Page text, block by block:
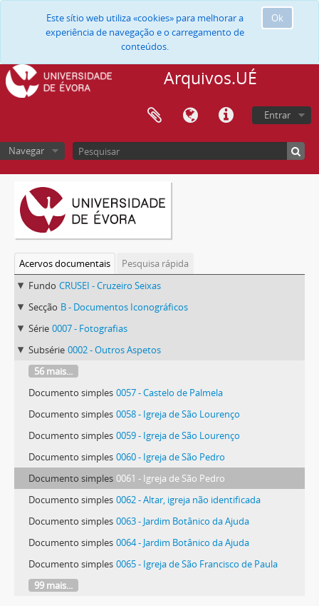
Ok
Este sítio web utiliza «cookies» para melhorar a
experiência de navegação e o carregamento de
conteúdos.
Arquivos.UÉ
Entrar
Navegar
Acervos documentais
Pesquisa rápida
Fundo CRUSEI - Cruzeiro Seixas
Secção B - Documentos Iconográficos
Série 0007 - Fotografias
Subsérie 0002 - Outros Aspetos
56 mais...
Documento simples 0057 - Castelo de Palmela
Documento simples 0058 - Igreja de São Lourenço
Documento simples 0059 - Igreja de São Lourenço
Documento simples 0060 - Igreja de São Pedro
Documento simples 0061 - Igreja de São Pedro
Documento simples 0062 - Altar, igreja não identificada
Documento simples 0063 - Jardim Botânico da Ajuda
Documento simples 0064 - Jardim Botânico da Ajuda
Documento simples 0065 - Igreja de São Francisco de Paula
99 mais...